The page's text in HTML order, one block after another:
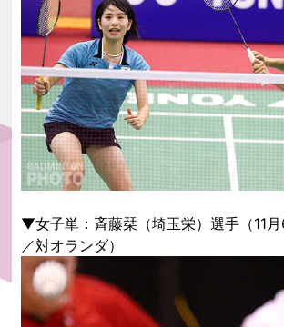
▼女子単：斉藤栞（埼玉栄）選手（11
／対オランダ）